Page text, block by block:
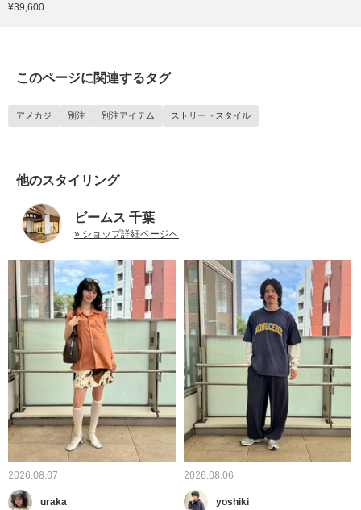
¥39,600
このページに関連するタグ
アメカジ 別注 別注アイテム ストリートスタイル
他のスタイリング
ビームス 千葉
» ショップ詳細ページへ
2026.08.07
uraka
2026.08.06
yoshiki